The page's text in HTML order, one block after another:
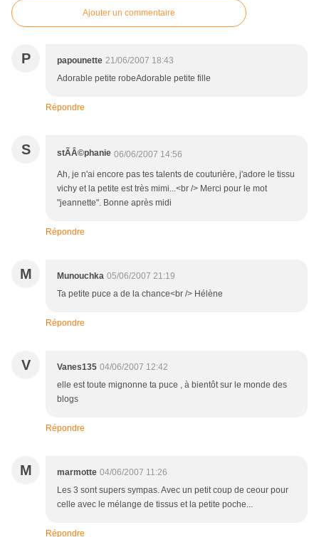
Ajouter un commentaire
P papounette 21/06/2007 18:43
Adorable petite robeAdorable petite fille
Répondre
S stÃÂ©phanie 06/06/2007 14:56
Ah, je n'ai encore pas tes talents de couturière, j'adore le tissu
vichy et la petite est très mimi...<br /> Merci pour le mot
"jeannette". Bonne après midi
Répondre
M Munouchka 05/06/2007 21:19
Ta petite puce a de la chance<br /> Hélène
Répondre
V Vanes135 04/06/2007 12:42
elle est toute mignonne ta puce , à bientôt sur le monde des
blogs
Répondre
M marmotte 04/06/2007 11:26
Les 3 sont supers sympas. Avec un petit coup de ceour pour
celle avec le mélange de tissus et la petite poche...
Répondre